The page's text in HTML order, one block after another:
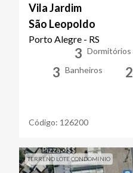
Vila Jardim
São Leopoldo
Porto Alegre - RS
3 Dormitórios
3 Banheiros 2
Código: 126200
TERRENO LOTE CONDOMINIO